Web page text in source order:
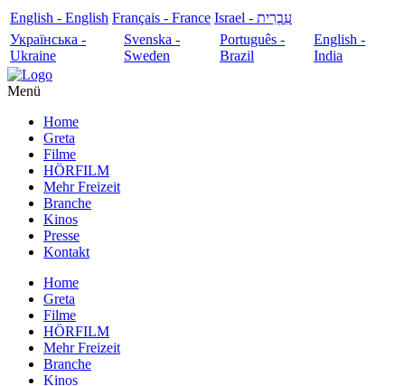
English - English Français - France
עִבְרִית - Israel
Українська -
Ukraine
Svenska -
Sweden
Português -
Brazil
English -
India
Menü
Home
Greta
Filme
HÖRFILM
Mehr Freizeit
Branche
Kinos
Presse
Kontakt
Home
Greta
Filme
HÖRFILM
Mehr Freizeit
Branche
Kinos